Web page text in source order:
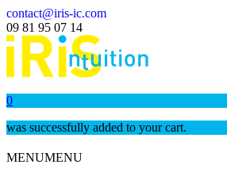
contact@iris-ic.com
09 81 95 07 14
0
was successfully added to your cart.
MENUMENU